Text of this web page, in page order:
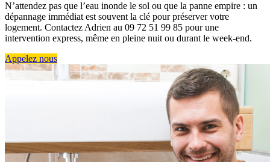
N’attendez pas que l’eau inonde le sol ou que la panne empire : un
dépannage immédiat est souvent la clé pour préserver votre
logement. Contactez Adrien au 09 72 51 99 85 pour une
intervention express, même en pleine nuit ou durant le week-end.
Appelez nous